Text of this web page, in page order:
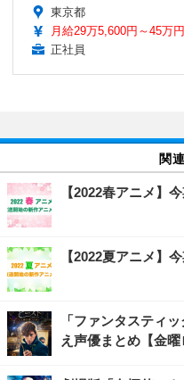
東京都
月給29万5,600円～45万円
正社員
関
【2022春アニメ】
【2022夏アニメ】
「ファンタスティ
え声優まとめ【金曜